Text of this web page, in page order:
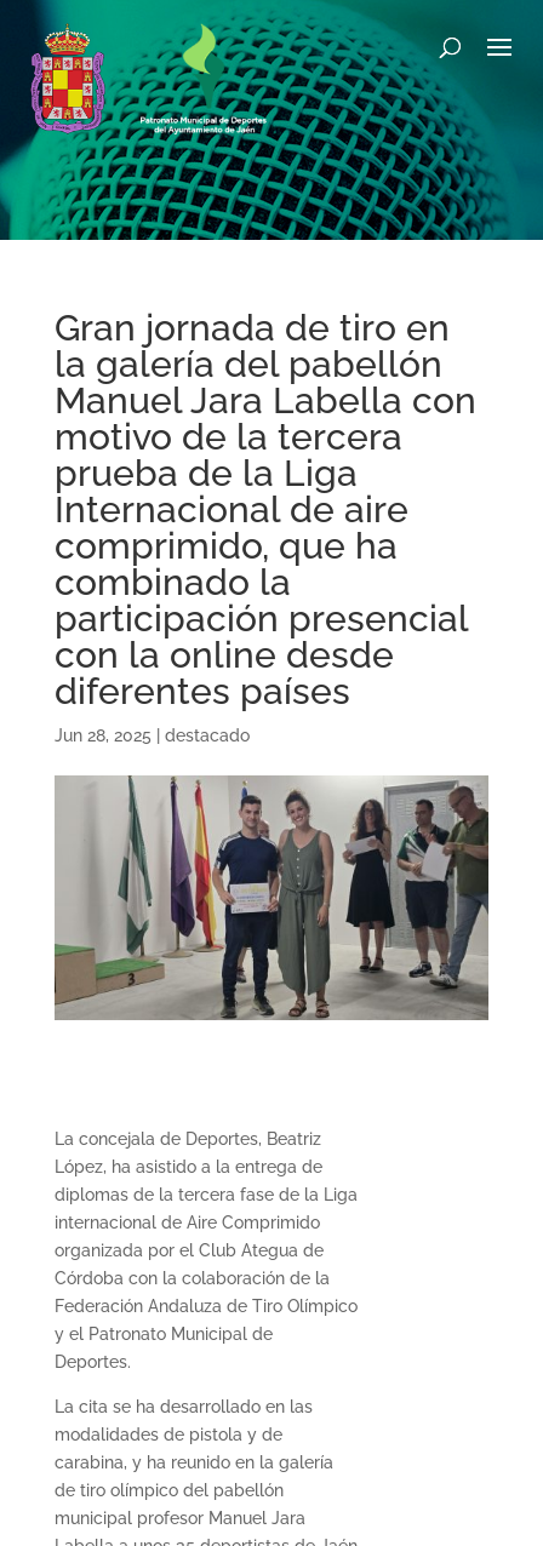
Gran jornada de tiro en
la galería del pabellón
Manuel Jara Labella con
motivo de la tercera
prueba de la Liga
Internacional de aire
comprimido, que ha
combinado la
participación presencial
con la online desde
diferentes países
Jun 28, 2025 destacado
La concejala de Deportes, Beatriz
López, ha asistido a la entrega de
diplomas de la tercera fase de la Liga
internacional de Aire Comprimido
organizada por el Club Ategua de
Córdoba con la colaboración de la
Federación Andaluza de Tiro Olímpico
y el Patronato Municipal de
Deportes.
La cita se ha desarrollado en las
modalidades de pistola y de
carabina, y ha reunido en la galería
de tiro olímpico del pabellón
municipal profesor Manuel Jara